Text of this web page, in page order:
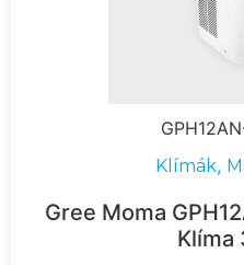
Klímák,
Gree Moma
Klíma